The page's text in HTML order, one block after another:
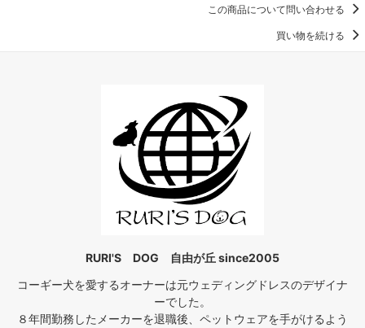
この商品について問い合わせる
買い物を続ける
RURI'S DOG 自由が丘 since2005
コーギー犬を愛するオーナーは元ウェディングドレスのデザイナ
ーでした。
８年間勤務したメーカーを退職後、ペットウェアを手がけるよう